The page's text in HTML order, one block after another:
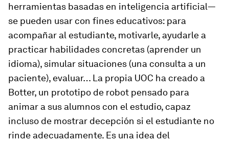
herramientas basadas en inteligencia artificial—
se pueden usar con fines educativos: para
acompañar al estudiante, motivarle, ayudarle a
practicar habilidades concretas (aprender un
idioma), simular situaciones (una consulta a un
paciente), evaluar… La propia UOC ha creado a
Botter, un prototipo de robot pensado para
animar a sus alumnos con el estudio, capaz
incluso de mostrar decepción si el estudiante no
rinde adecuadamente. Es una idea del